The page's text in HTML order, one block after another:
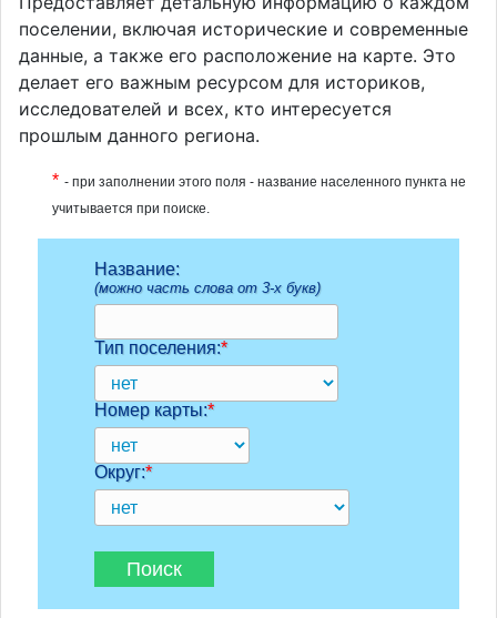
поселении, включая исторические и современные
данные, а также его расположение на карте. Это
делает его важным ресурсом для историков,
исследователей и всех, кто интересуется
прошлым данного региона.
* - при заполнении этого поля - название населенного пункта не
учитывается при поиске.
Название:
(можно часть слова от 3-х букв)
Тип поселения:*
Номер карты:*
Округ:*